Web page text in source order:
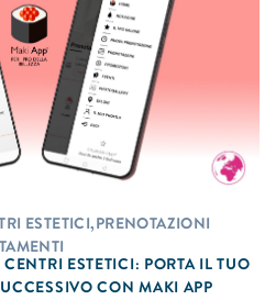
ESTETICI,PRENOTAZIONI
ESTETICI: PORTA IL TUO
CON MAKI APP